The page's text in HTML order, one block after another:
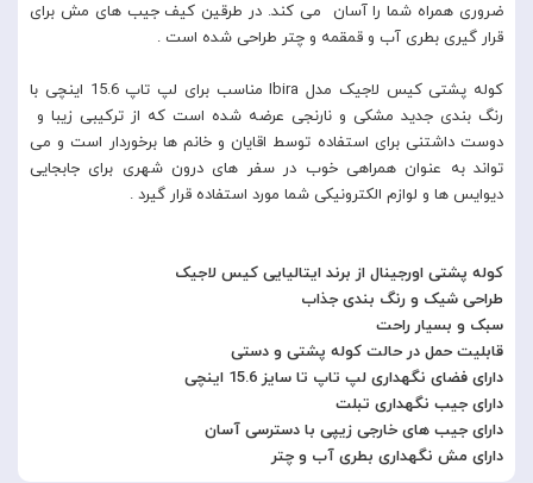
ضروری همراه شما را آسان می کند. در طرقین کیف جیب های مش برای
قرار گیری بطری آب و قمقمه و چتر طراحی شده است .
کوله پشتی کیس لاجیک مدل Ibira مناسب برای لپ تاپ 15.6 اینچی با
رنگ بندی جدید مشکی و نارنجی عرضه شده است که از ترکیبی زیبا و
دوست داشتنی برای استفاده توسط اقایان و خانم ها برخوردار است و می
تواند به عنوان همراهی خوب در سفر های درون شهری برای جابجایی
دیوایس ها و لوازم الکترونیکی شما مورد استفاده قرار گیرد .
کوله پشتی اورجینال از برند ایتالیایی کیس لاجیک
طراحی شیک و رنگ بندی جذاب
سبک و بسیار راحت
قابلیت حمل در حالت کوله پشتی و دستی
دارای فضای نگهداری لپ تاپ تا سایز 15.6 اینچی
دارای جیب نگهداری تبلت
دارای جیب های خارجی زیپی با دسترسی آسان
دارای مش نگهداری بطری آب و چتر